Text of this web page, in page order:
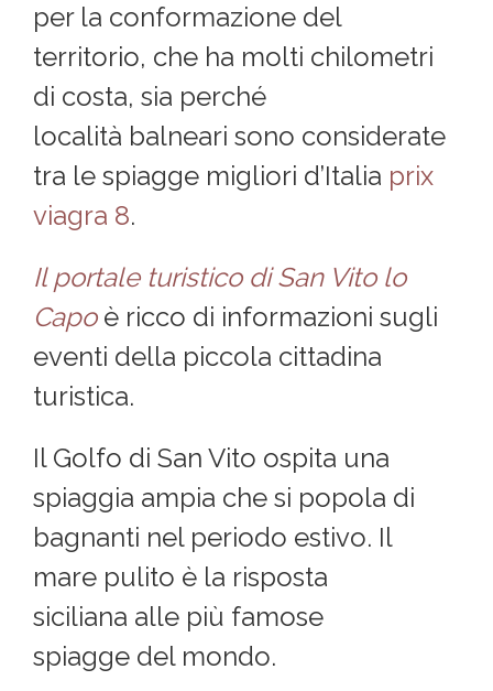
per la conformazione del
territorio, che ha molti chilometri
di costa, sia perché
località balneari sono considerate
tra le spiagge migliori d’Italia prix
viagra 8.
Il portale turistico di San Vito lo
Capoè ricco di informazioni sugli
eventi della piccola cittadina
turistica.
Il Golfo di San Vito ospita una
spiaggia ampia che si popola di
bagnanti nel periodo estivo. Il
mare pulito è la risposta
siciliana alle più famose
spiagge del mondo.